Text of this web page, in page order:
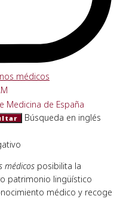
Búsqueda en inglés
médicos posibilita la
patrimonio lingüístico
médico y recoge